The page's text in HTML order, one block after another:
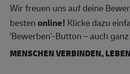
Wir freuen uns auf deine
bestenonline! Klicke dazu
'Bewerben'-Button – auch
MENSCHEN VERBINDEN,